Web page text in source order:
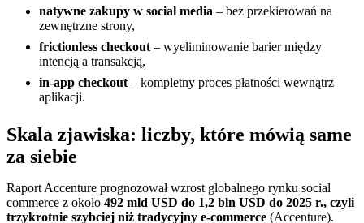
natywne zakupy w social media – bez przekierowań na
zewnętrzne strony,
frictionless checkout – wyeliminowanie barier między
intencją a transakcją,
in-app checkout – kompletny proces płatności wewnątrz
aplikacji.
Skala zjawiska: liczby, które mówią same
za siebie
Raport Accenture prognozował wzrost globalnego rynku social
commerce z około 492 mld USD do 1,2 bln USD do 2025 r., czyli
trzykrotnie szybciej niż tradycyjny e-commerce (Accenture).